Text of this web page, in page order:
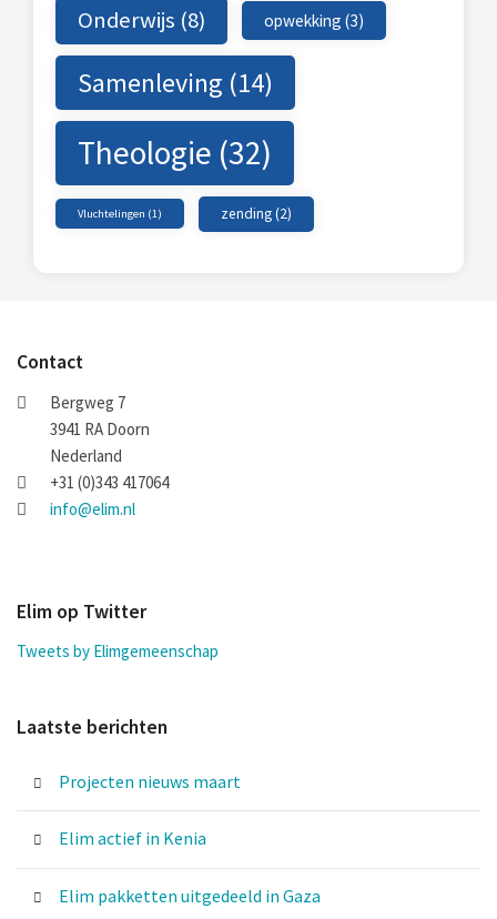
Onderwijs (8) opwekking (3)
Samenleving (14)
Theologie (32)
Vluchtelingen (1) zending(2)
Contact
Bergweg 7
3941 RA Doorn
Nederland
+31 (0)343 417064
info@elim.nl
Elim op Twitter
Tweets by Elimgemeenschap
Laatste berichten
Projecten nieuws maart
Elim actief in Kenia
Elim pakketten uitgedeeld in Gaza